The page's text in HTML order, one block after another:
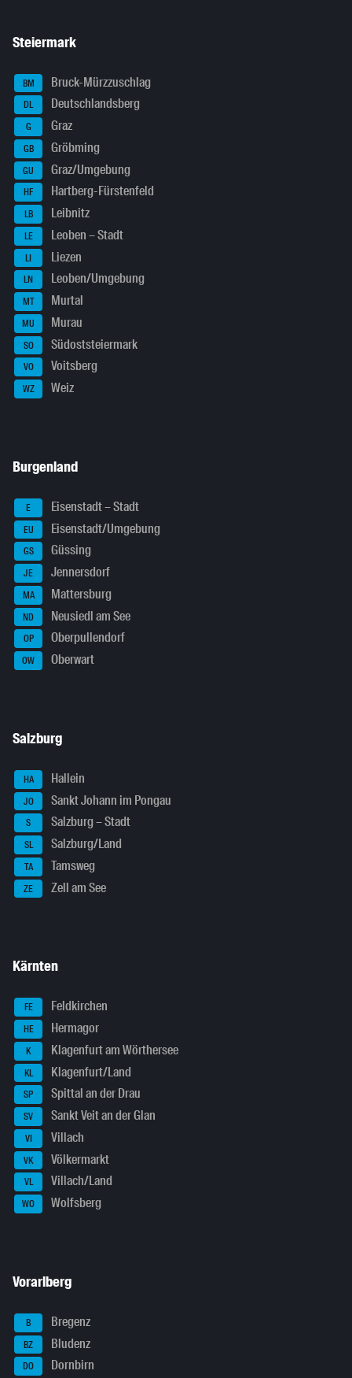
Steiermark
BM Bruck-Mürzzuschlag
DL Deutschlandsberg
G Graz
GB Gröbming
GU Graz/Umgebung
HF Hartberg-Fürstenfeld
LB Leibnitz
LE Leoben – Stadt
LI Liezen
LN Leoben/Umgebung
MT Murtal
MU Murau
SO Südoststeiermark
VO Voitsberg
WZ Weiz
Burgenland
E Eisenstadt – Stadt
EU Eisenstadt/Umgebung
GS Güssing
JE Jennersdorf
MA Mattersburg
ND Neusiedl am See
OP Oberpullendorf
OW Oberwart
Salzburg
HA Hallein
JO Sankt Johann im Pongau
S Salzburg – Stadt
SL Salzburg/Land
TA Tamsweg
ZE Zell am See
Kärnten
FE Feldkirchen
HE Hermagor
K Klagenfurt am Wörthersee
KL Klagenfurt/Land
SP Spittal an der Drau
SV Sankt Veit an der Glan
VI Villach
VK Völkermarkt
VL Villach/Land
WO Wolfsberg
Vorarlberg
B Bregenz
BZ Bludenz
DO Dornbirn